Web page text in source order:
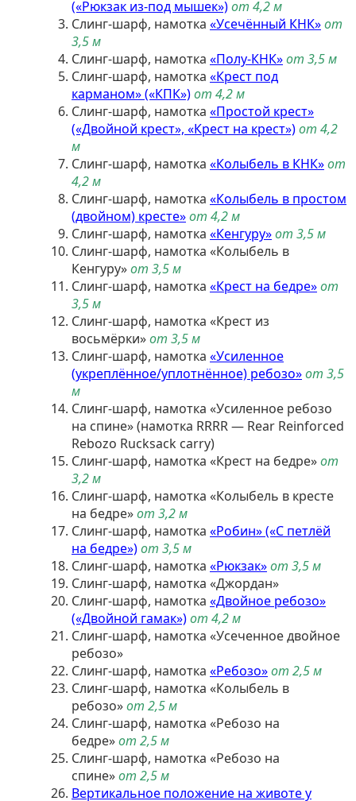
(«Рюкзак из-под мышек»)от 4,2 м
Слинг-шарф, намотка «Усечённый КНК»от
3,5 м
Слинг-шарф, намотка «Полу-КНК»от 3,5 м
Слинг-шарф, намотка «Крест под
карманом» («КПК»)от 4,2 м
Слинг-шарф, намотка «Простой крест»
(«Двойной крест», «Крест на крест»)от 4,2
м
Слинг-шарф, намотка «Колыбель в КНК»от
4,2 м
Слинг-шарф, намотка «Колыбель в простом
(двойном) кресте»от 4,2 м
Слинг-шарф, намотка «Кенгуру»от 3,5 м
Слинг-шарф, намотка «Колыбель в
Кенгуру»от 3,5 м
Слинг-шарф, намотка «Крест на бедре»от
3,5 м
Слинг-шарф, намотка «Крест из
восьмёрки»от 3,5 м
Слинг-шарф, намотка «Усиленное
(укреплённое/уплотнённое) ребозо»от 3,5
м
Слинг-шарф, намотка «Усиленное ребозо
на спине» (намотка RRRR — Rear Reinforced
Rebozo Rucksack carry)
Слинг-шарф, намотка «Крест на бедре»от
3,2 м
Слинг-шарф, намотка «Колыбель в кресте
на бедре»от 3,2 м
Слинг-шарф, намотка «Робин» («С петлёй
на бедре»)от 3,5 м
Слинг-шарф, намотка «Рюкзак»от 3,5 м
Слинг-шарф, намотка «Джордан»
Слинг-шарф, намотка «Двойное ребозо»
(«Двойной гамак»)от 4,2 м
Слинг-шарф, намотка «Усеченное двойное
ребозо»
Слинг-шарф, намотка «Ребозо»от 2,5 м
Слинг-шарф, намотка «Колыбель в
ребозо»от 2,5 м
Слинг-шарф, намотка «Ребозо на
бедре»от 2,5 м
Слинг-шарф, намотка «Ребозо на
спине»от 2,5 м
Вертикальное положение на животе у